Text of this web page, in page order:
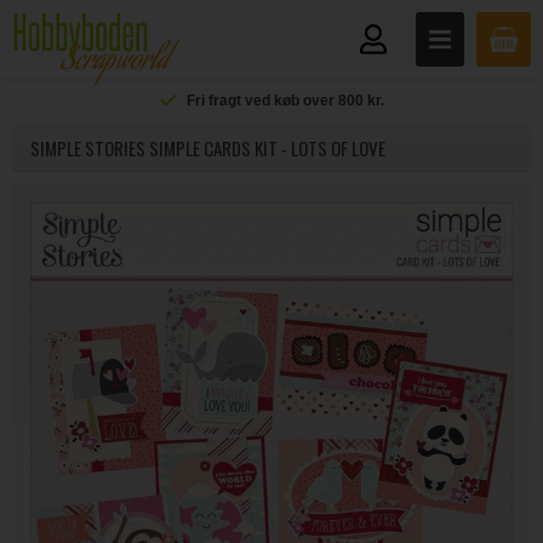
Fri fragt ved køb over 800 kr.
SIMPLE STORIES SIMPLE CARDS KIT - LOTS OF LOVE